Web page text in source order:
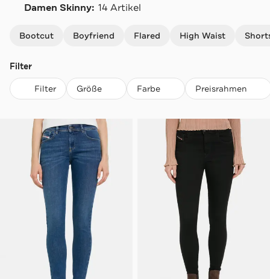
Damen Skinny: 14 Artikel
Bootcut Boyfriend Flared High Waist
Filter
Filter Größe Farbe Preisrahmen